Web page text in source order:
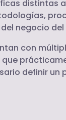
distintas
negocio del
con
definir